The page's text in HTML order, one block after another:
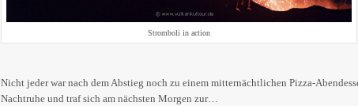
Stromboli in action
Nicht jeder war nach dem Abstieg noch zu einem mitternächtlichen Pizza-
Nachtruhe und traf sich am nächsten Morgen zur…